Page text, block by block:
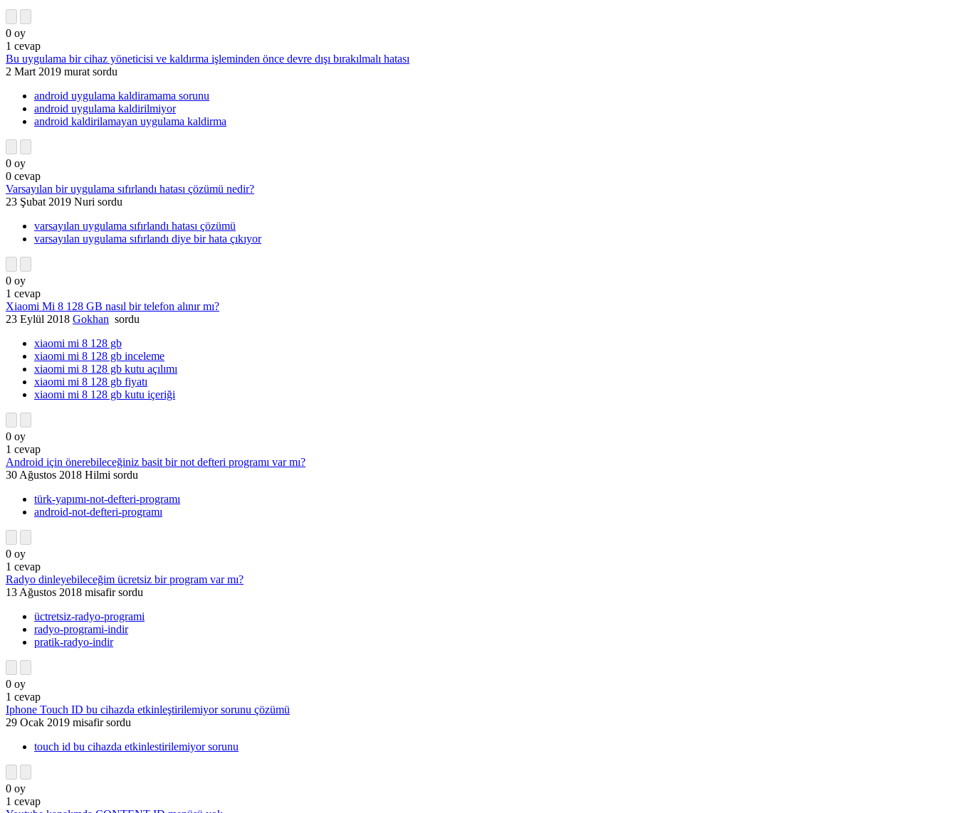
0 oy
1 cevap
Bu uygulama bir cihaz yöneticisi ve kaldırma işleminden önce devre dışı bırakılmalı hatası
2 Mart 2019 murat sordu
android uygulama kaldiramama sorunu
android uygulama kaldirilmiyor
android kaldirilamayan uygulama kaldirma
0 oy
0 cevap
Varsayılan bir uygulama sıfırlandı hatası çözümü nedir?
23 Şubat 2019 Nuri sordu
varsayılan uygulama sıfırlandı hatası çözümü
varsayılan uygulama sıfırlandı diye bir hata çıkıyor
0 oy
1 cevap
Xiaomi Mi 8 128 GB nasıl bir telefon alınır mı?
23 Eylül 2018 Gokhan sordu
xiaomi mi 8 128 gb
xiaomi mi 8 128 gb inceleme
xiaomi mi 8 128 gb kutu açılımı
xiaomi mi 8 128 gb fiyatı
xiaomi mi 8 128 gb kutu içeriği
0 oy
1 cevap
Android için önerebileceğiniz basit bir not defteri programı var mı?
30 Ağustos 2018 Hilmi sordu
türk-yapımı-not-defteri-programı
android-not-defteri-programı
0 oy
1 cevap
Radyo dinleyebileceğim ücretsiz bir program var mı?
13 Ağustos 2018 misafir sordu
üctretsiz-radyo-programi
radyo-programi-indir
pratik-radyo-indir
0 oy
1 cevap
Iphone Touch ID bu cihazda etkinleştirilemiyor sorunu çözümü
29 Ocak 2019 misafir sordu
touch id bu cihazda etkinlestirilemiyor sorunu
0 oy
1 cevap